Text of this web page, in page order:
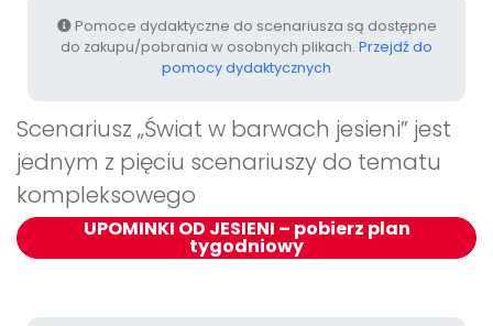
Pomoce dydaktyczne do scenariusza są dostępne
do zakupu/pobrania w osobnych plikach. Przejdź do
pomocy dydaktycznych
Scenariusz „Świat w barwach jesieni” jest
jednym z pięciu scenariuszy do tematu
kompleksowego
UPOMINKI OD JESIENI – pobierz plan
tygodniowy